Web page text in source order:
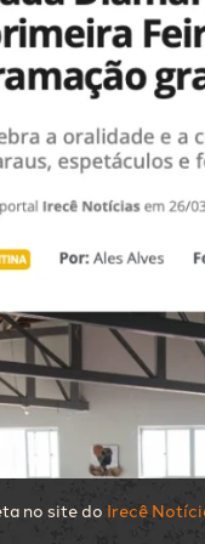
no site do Irecê